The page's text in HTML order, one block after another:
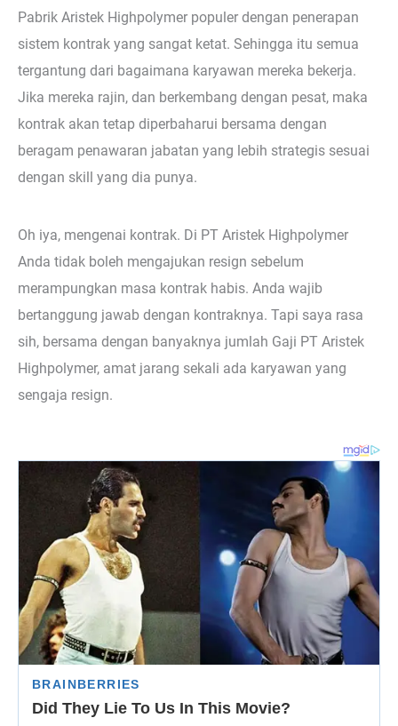
Pabrik Aristek Highpolymer populer dengan penerapan
sistem kontrak yang sangat ketat. Sehingga itu semua
tergantung dari bagaimana karyawan mereka bekerja.
Jika mereka rajin, dan berkembang dengan pesat, maka
kontrak akan tetap diperbaharui bersama dengan
beragam penawaran jabatan yang lebih strategis sesuai
dengan skill yang dia punya.
Oh iya, mengenai kontrak. Di PT Aristek Highpolymer
Anda tidak boleh mengajukan resign sebelum
merampungkan masa kontrak habis. Anda wajib
bertanggung jawab dengan kontraknya. Tapi saya rasa
sih, bersama dengan banyaknya jumlah Gaji PT Aristek
Highpolymer, amat jarang sekali ada karyawan yang
sengaja resign.